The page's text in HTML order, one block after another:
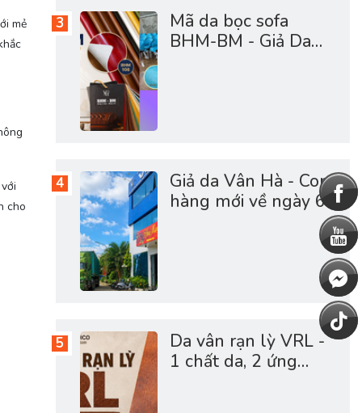
mẻ
cho
Mã da bọc sofa
BHM-BM - Giả Da
Giả da Vân Hà - Cont
hàng mới về ngày 6-
5-2026 full vật tư da
sofa, giày dép, túi cặp
Da vân rạn lỳ VRL -
1 chất da, 2 ứng